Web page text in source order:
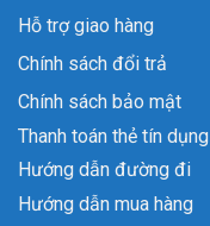
Hỗ trợ giao hàng
Chính sách đổi trả
Chính sách bảo mật
Thanh toán thẻ tín dụng
Hướng dẫn đường đi
Hướng dẫn mua hàng